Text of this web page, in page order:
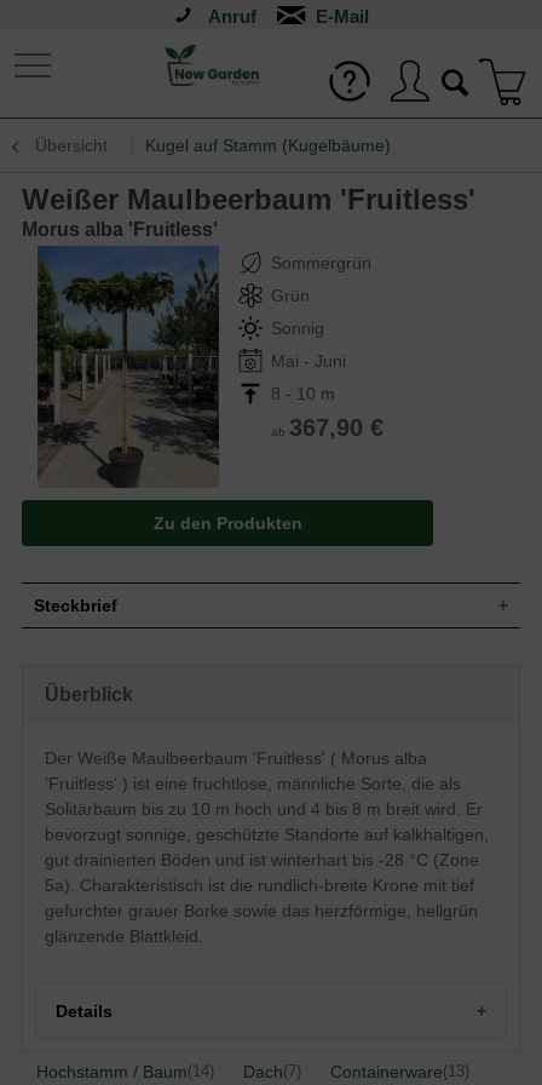
Anruf
Übersicht Kugel auf Stamm (Kugelbäume)
Weißer Maulbeerbaum 'Fruitless'
Morus alba 'Fruitless'
Sommergrün
Grün
Sonnig
Mai - Juni
8 - 10 m
ab 367,90 €
Zu den Produkten
Steckbrief
Wuchshöhe
Blatt
gelappt, am Ende zugespitzt, am Rand
gezahnt, hellgrün glänzend, rau, 8 bis 15
cm lang
Frucht
Keine
Blüte
In hängenden Ähren, grünlich, unauffällig
Blütezeit
Mai / Juni
Rinde
gefurcht
Wurzeln
Herzwurzler, kräftig, tief und ausgebreitet
Standort
Der Morus alba 'Fruitless' (Weißer
Überblick
Der Weiße Maulbeerbaum 'Fruitless' ( Morus alba
'Fruitless' ) ist eine fruchtlose, männliche Sorte, die als
Solitärbaum bis zu 10 m hoch und 4 bis 8 m breit wird. Er
bevorzugt sonnige, geschützte Standorte auf kalkhaltigen,
gut drainierten Böden und ist winterhart bis -28 °C (Zone
5a). Charakteristisch ist die rundlich-breite Krone mit tief
gefurchter grauer Borke sowie das herzförmige, hellgrün
glänzende Blattkleid.
Details
Herkunft und Besonderheiten des Morus alba 'Fruitless'
Hochstamm / Baum(14) Dach(7) Containerware(13)